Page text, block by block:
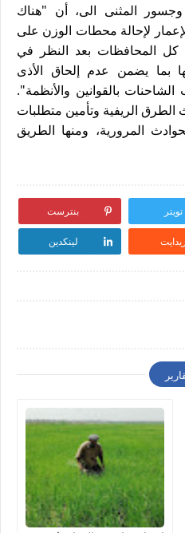
المثنى الى، أن "هناك
لإحالة محطات الوزن على
كل المحافظات بعد النظر في
بما يضمن عدم إلحاق الأذى
بالقوانين والأنظمة".
الريفية وتأمين متطلبات
المرورية، ومنها الطريق
تويتر بنترست
ريدايت لينكدين